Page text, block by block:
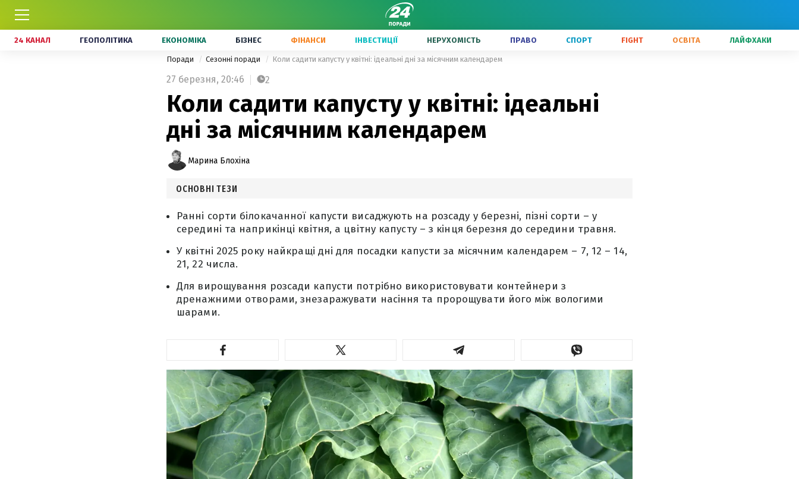
24 КАНАЛ ГЕОПОЛІТИКА ЕКОНОМІКА БІЗНЕС ФІНАНСИ ІНВЕСТИЦІЇ НЕРУХОМІСТЬ ПРАВО СПОРТ FIGHT ОСВІТА ЛАЙФХАКИ
Поради Сезонні поради Коли садити капусту у квітні: ідеальні дні за місячним календарем
27 березня, 20:46 2
Коли садити капусту у квітні: ідеальні
дні за місячним календарем
Марина Блохіна
ОСНОВНІ ТЕЗИ
Ранні сорти білокачанної капусти висаджують на розсаду у березні, пізні сорти – у
середині та наприкінці квітня, а цвітну капусту – з кінця березня до середини травня.
У квітні 2025 року найкращі дні для посадки капусти за місячним календарем – 7, 12 – 14,
21, 22 числа.
Для вирощування розсади капусти потрібно використовувати контейнери з
дренажними отворами, знезаражувати насіння та пророщувати його між вологими
шарами.